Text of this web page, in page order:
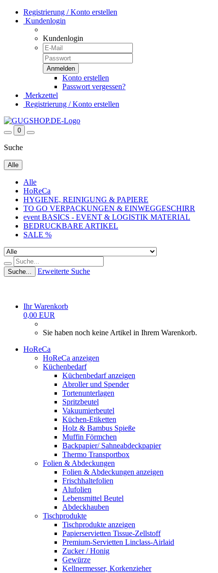
Registrierung / Konto erstellen
Kundenlogin
Kundenlogin
Konto erstellen
Passwort vergessen?
Merkzettel
Registrierung / Konto erstellen
0
Suche
Alle
Alle
HoReCa
HYGIENE, REINIGUNG & PAPIERE
TO GO VERPACKUNGEN & EINWEGGESCHIRR
event BASICS - EVENT & LOGISTIK MATERIAL
BEDRUCKBARE ARTIKEL
SALE %
Suche... Erweiterte Suche
Ihr Warenkorb
0,00 EUR
Sie haben noch keine Artikel in Ihrem Warenkorb.
HoReCa
HoReCa anzeigen
Küchenbedarf
Küchenbedarf anzeigen
Abroller und Spender
Tortenunterlagen
Spritzbeutel
Vakuumierbeutel
Küchen-Etiketten
Holz & Bambus Spieße
Muffin Förmchen
Backpapier/ Sahneabdeckpapier
Thermo Transportbox
Folien & Abdeckungen
Folien & Abdeckungen anzeigen
Frischhaltefolien
Alufolien
Lebensmittel Beutel
Abdeckhauben
Tischprodukte
Tischprodukte anzeigen
Papierservietten Tissue-Zellstoff
Premium-Servietten Linclass-Airlaid
Zucker / Honig
Gewürze
Kellnermesser, Korkenzieher